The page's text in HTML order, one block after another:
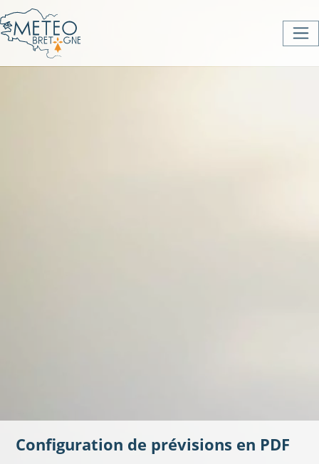
Configuration de prévisions en PDF